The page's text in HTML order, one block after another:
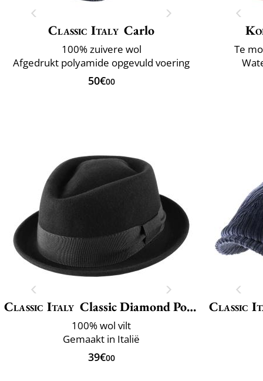
Classic Italy Carlo
100% zuivere wol
Afgedrukt polyamide opgevuld voering
50€00
Te
Classic Italy Classic Diamond Porkpie
100% wol vilt
Gemaakt in Italië
39€00
Classic